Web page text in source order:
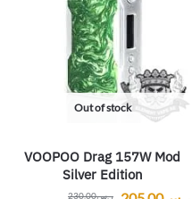
Out of stock
VOOPOO Drag 157W Mod
Silver Edition
ر.س230.00